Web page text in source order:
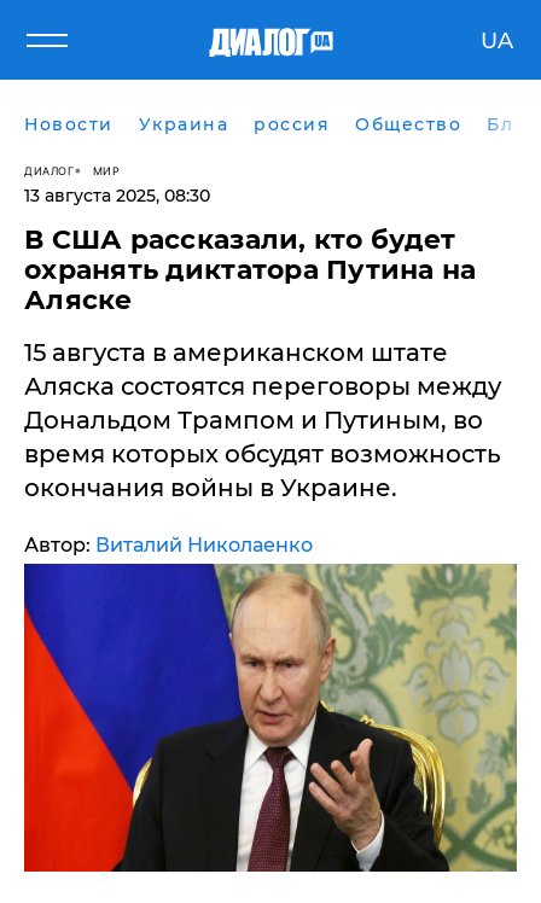
UA
Новости Украина россия Общество
ДИАЛОГ МИР
13 августа 2025, 08:30
В США рассказали, кто будет
охранять диктатора Путина на
Аляске
15 августа в американском штате
Аляска состоятся переговоры между
Дональдом Трампом и Путиным, во
время которых обсудят возможность
окончания войны в Украине.
Автор: Виталий Николаенко